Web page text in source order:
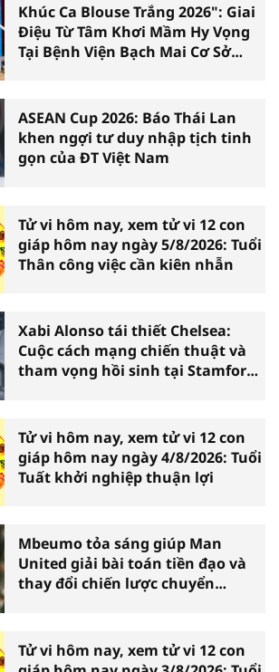
Khúc Ca Blouse Trắng 2026": Giai
Điệu Từ Tâm Khơi Mầm Hy Vọng
Tại Bệnh Viện Bạch Mai Cơ Sở
ASEAN Cup 2026: Báo Thái Lan
khen ngợi tư duy nhập tịch tinh
gọn của ĐT Việt Nam
Tử vi hôm nay, xem tử vi 12 con
giáp hôm nay ngày 5/8/2026: Tuổi
Thân công việc cần kiên nhẫn
Xabi Alonso tái thiết Chelsea:
Cuộc cách mạng chiến thuật và
tham vọng hồi sinh tại Stamford
Tử vi hôm nay, xem tử vi 12 con
giáp hôm nay ngày 4/8/2026: Tuổi
Tuất khởi nghiệp thuận lợi
Mbeumo tỏa sáng giúp Man
United giải bài toán tiền đạo và
thay đổi chiến lược chuyển
Tử vi hôm nay, xem tử vi 12 con